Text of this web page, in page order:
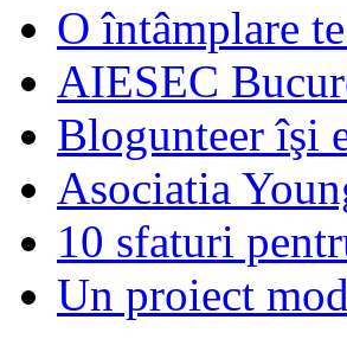
O întâmplare
AIESEC
Blogunteer îşi
Asociatia
10 sfaturi
Un proiect